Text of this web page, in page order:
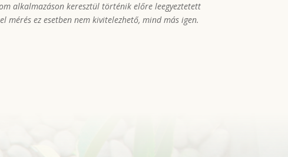
alkalmazáson keresztül történik előre leegyeztetett
mérés ez esetben nem kivitelezhető, mind más igen.